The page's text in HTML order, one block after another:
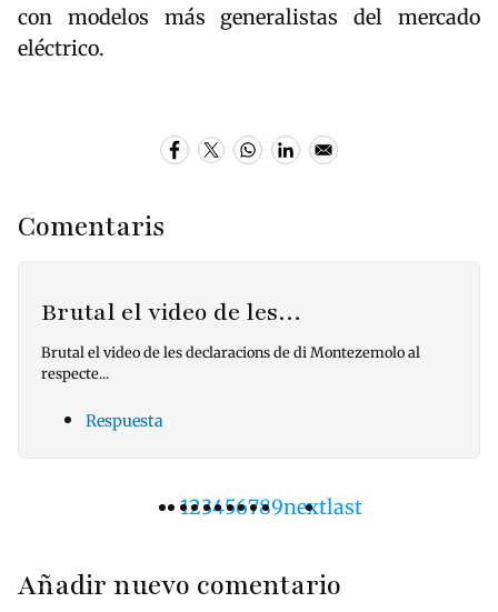
con modelos más generalistas del mercado
eléctrico.
Comentaris
Brutal el video de les…
Brutal el video de les declaracions de di Montezemolo al
respecte...
Respuesta
Página
1Pàgina
2Pàgina
3Pàgina
4Pàgina
5Pàgina
6Pàgina
7Pàgina
8Pàgina
9Siguiente
nextÚltima
last
Añadir nuevo comentario